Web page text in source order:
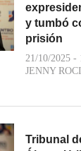
y tumbó
prisión
21/10/2025 -
JENNY
Tribunal